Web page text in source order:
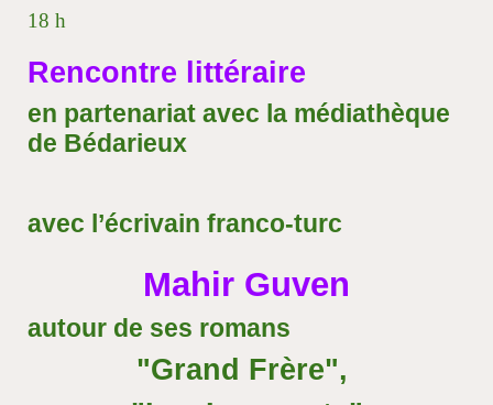
18 h
Rencontre littéraire
en partenariat avec la médiathèque
de Bédarieux
avec l’écrivain franco-turc
Mahir Guven
autour de ses romans
"Grand Frère",